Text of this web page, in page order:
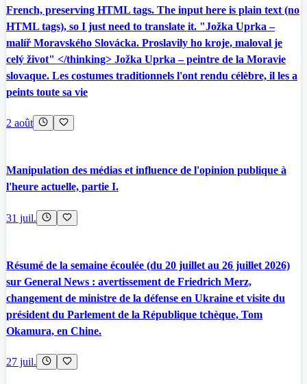
French, preserving HTML tags. The input here is plain text (no
HTML tags), so I just need to translate it. "Jožka Uprka –
malíř Moravského Slovácka. Proslavily ho kroje, maloval je
celý život" </thinking> Jožka Uprka – peintre de la Moravie
slovaque. Les costumes traditionnels l'ont rendu célèbre, il les a
peints toute sa vie
2 août
Manipulation des médias et influence de l'opinion publique à
l'heure actuelle, partie I.
31 juil.
Résumé de la semaine écoulée (du 20 juillet au 26 juillet 2026)
sur General News : avertissement de Friedrich Merz,
changement de ministre de la défense en Ukraine et visite du
président du Parlement de la République tchèque, Tom
Okamura, en Chine.
27 juil.